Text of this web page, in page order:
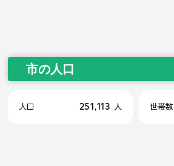
市の人口
人口 251,113 人 世帯数